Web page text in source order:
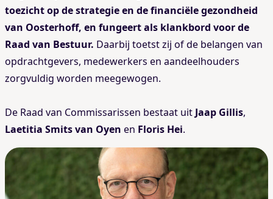
toezicht op de strategie en de financiële gezondheid
van Oosterhoff, en fungeert als klankbord voor de
Raad van Bestuur. Daarbij toetst zij of de belangen van
opdrachtgevers, medewerkers en aandeelhouders
zorgvuldig worden meegewogen.
De Raad van Commissarissen bestaat uit Jaap Gillis,
Laetitia Smits van Oyen en Floris Hei.